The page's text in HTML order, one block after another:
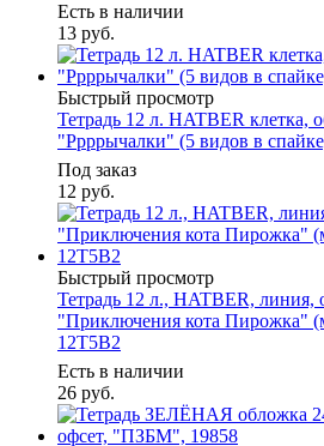
Есть в наличии
13 руб.
Быстрый просмотр
Тетрадь 12 л. HATBER клетка,
"Ррррычалки" (5 видов в
Под заказ
12 руб.
Быстрый просмотр
Тетрадь 12 л., HATBER, линия,
"Приключения кота Пирожка"
12Т5В2
Есть в наличии
26 руб.